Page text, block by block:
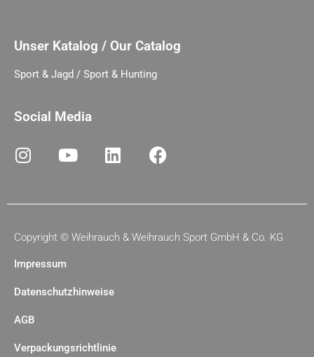
Unser Katalog / Our Catalog
Sport & Jagd / Sport & Hunting
Social Media
Copyright © Weihrauch & Weihrauch Sport GmbH & Co. KG
Impressum
Datenschutzhinweise
AGB
Verpackungsrichtlinie